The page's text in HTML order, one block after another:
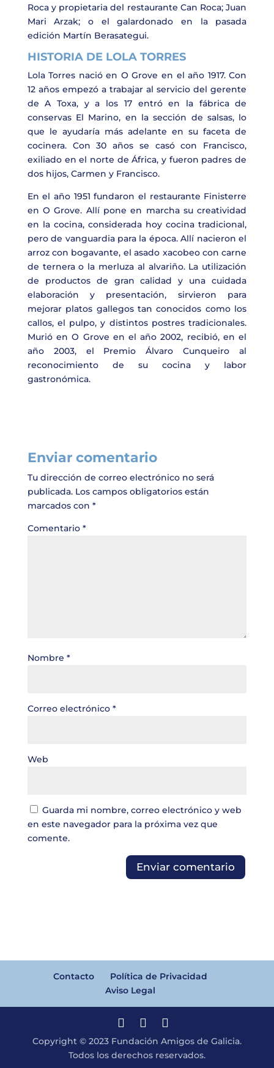
Roca y propietaria del restaurante Can Roca;Juan
Mari Arzak; o el galardonado en la pasada
edición Martín Berasategui.
HISTORIA DE LOLA TORRES
Lola Torres nació en O Grove en el año 1917. Con
12 años empezó a trabajar al servicio del gerente
de A Toxa, y a los 17 entró en la fábrica de
conservas El Marino, en la sección de salsas, lo
que le ayudaría más adelante en su faceta de
cocinera. Con 30 años se casó con Francisco,
exiliado en el norte de África, y fueron padres de
dos hijos, Carmen y Francisco.
En el año 1951 fundaron el restaurante Finisterre
en O Grove. Allí pone en marcha su creatividad
en la cocina, considerada hoy cocina tradicional,
pero de vanguardia para la época. Allí nacieron el
arroz con bogavante, el asado xacobeo con carne
de ternera o la merluza al alvariño. La utilización
de productos de gran calidad y una cuidada
elaboración y presentación, sirvieron para
mejorar platos gallegos tan conocidos como los
callos, el pulpo, y distintos postres tradicionales.
Murió en O Grove en el año 2002, recibió, en el
año 2003, el Premio Álvaro Cunqueiro al
reconocimiento de su cocina y labor
gastronómica.
Enviar comentario
Tu dirección de correo electrónico no será
publicada. Los campos obligatorios están
marcados con *
Comentario *
Nombre *
Correo electrónico *
Web
Guarda mi nombre, correo electrónico y web
en este navegador para la próxima vez que
comente.
Contacto
Política de Privacidad
Aviso Legal
Copyright © 2023 Fundación Amigos de Galicia.
Todos los derechos reservados.